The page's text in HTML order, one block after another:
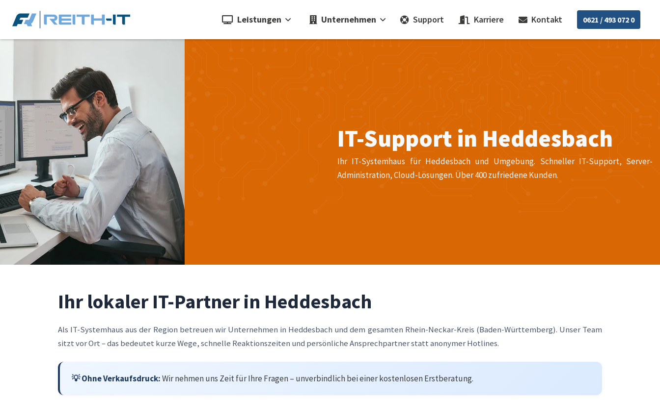
Leistungen Unternehmen Support Karriere Kontakt 0621 / 493 072 0
IT-Support in Heddesbach
Ihr IT-Systemhaus für Heddesbach und Umgebung. Schneller IT-Support, Server-
Administration, Cloud-Lösungen. Über 400 zufriedene Kunden.
Ihr lokaler IT-Partner in Heddesbach
Als IT-Systemhaus aus der Region betreuen wir Unternehmen in Heddesbach und dem gesamten Rhein-Neckar-Kreis (Baden-Württemberg). Unser Team
sitzt vor Ort – das bedeutet kurze Wege, schnelle Reaktionszeiten und persönliche Ansprechpartner statt anonymer Hotlines.
💡 Ohne Verkaufsdruck:Wir nehmen uns Zeit für Ihre Fragen – unverbindlich bei einer kostenlosen Erstberatung.